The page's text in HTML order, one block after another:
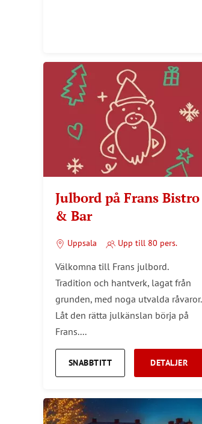
Julbord på Frans Bistro
& Bar
Uppsala Upp till 80 pers.
Välkomna till Frans julbord.
Tradition och hantverk, lagat från
grunden, med noga utvalda råvaror.
Låt den rätta julkänslan börja på
Frans....
SNABBTITT DETALJER